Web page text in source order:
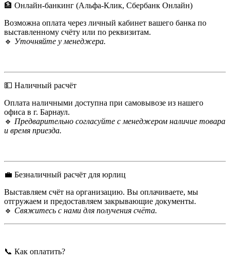
🏦 Онлайн-банкинг (Альфа-Клик, Сбербанк Онлайн)
Возможна оплата через личный кабинет вашего банка по
выставленному счёту или по реквизитам.
🔹 Уточняйте у менеджера.
💵 Наличный расчёт
Оплата наличными доступна при самовывозе из нашего
офиса в г. Барнаул.
🔹 Предварительно согласуйте с менеджером наличие товара
и время приезда.
💼 Безналичный расчёт для юрлиц
Выставляем счёт на организацию. Вы оплачиваете, мы
отгружаем и предоставляем закрывающие документы.
🔹 Свяжитесь с нами для получения счёта.
📞 Как оплатить?